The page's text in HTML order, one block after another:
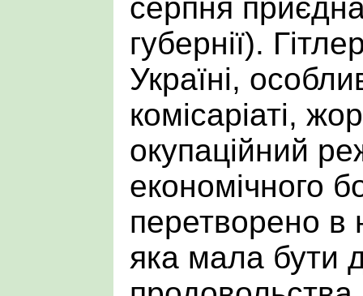
серпня
губернії).
Україні,
комісаріаті,
окупаційний
економічного
перетворено в
яка мала бути